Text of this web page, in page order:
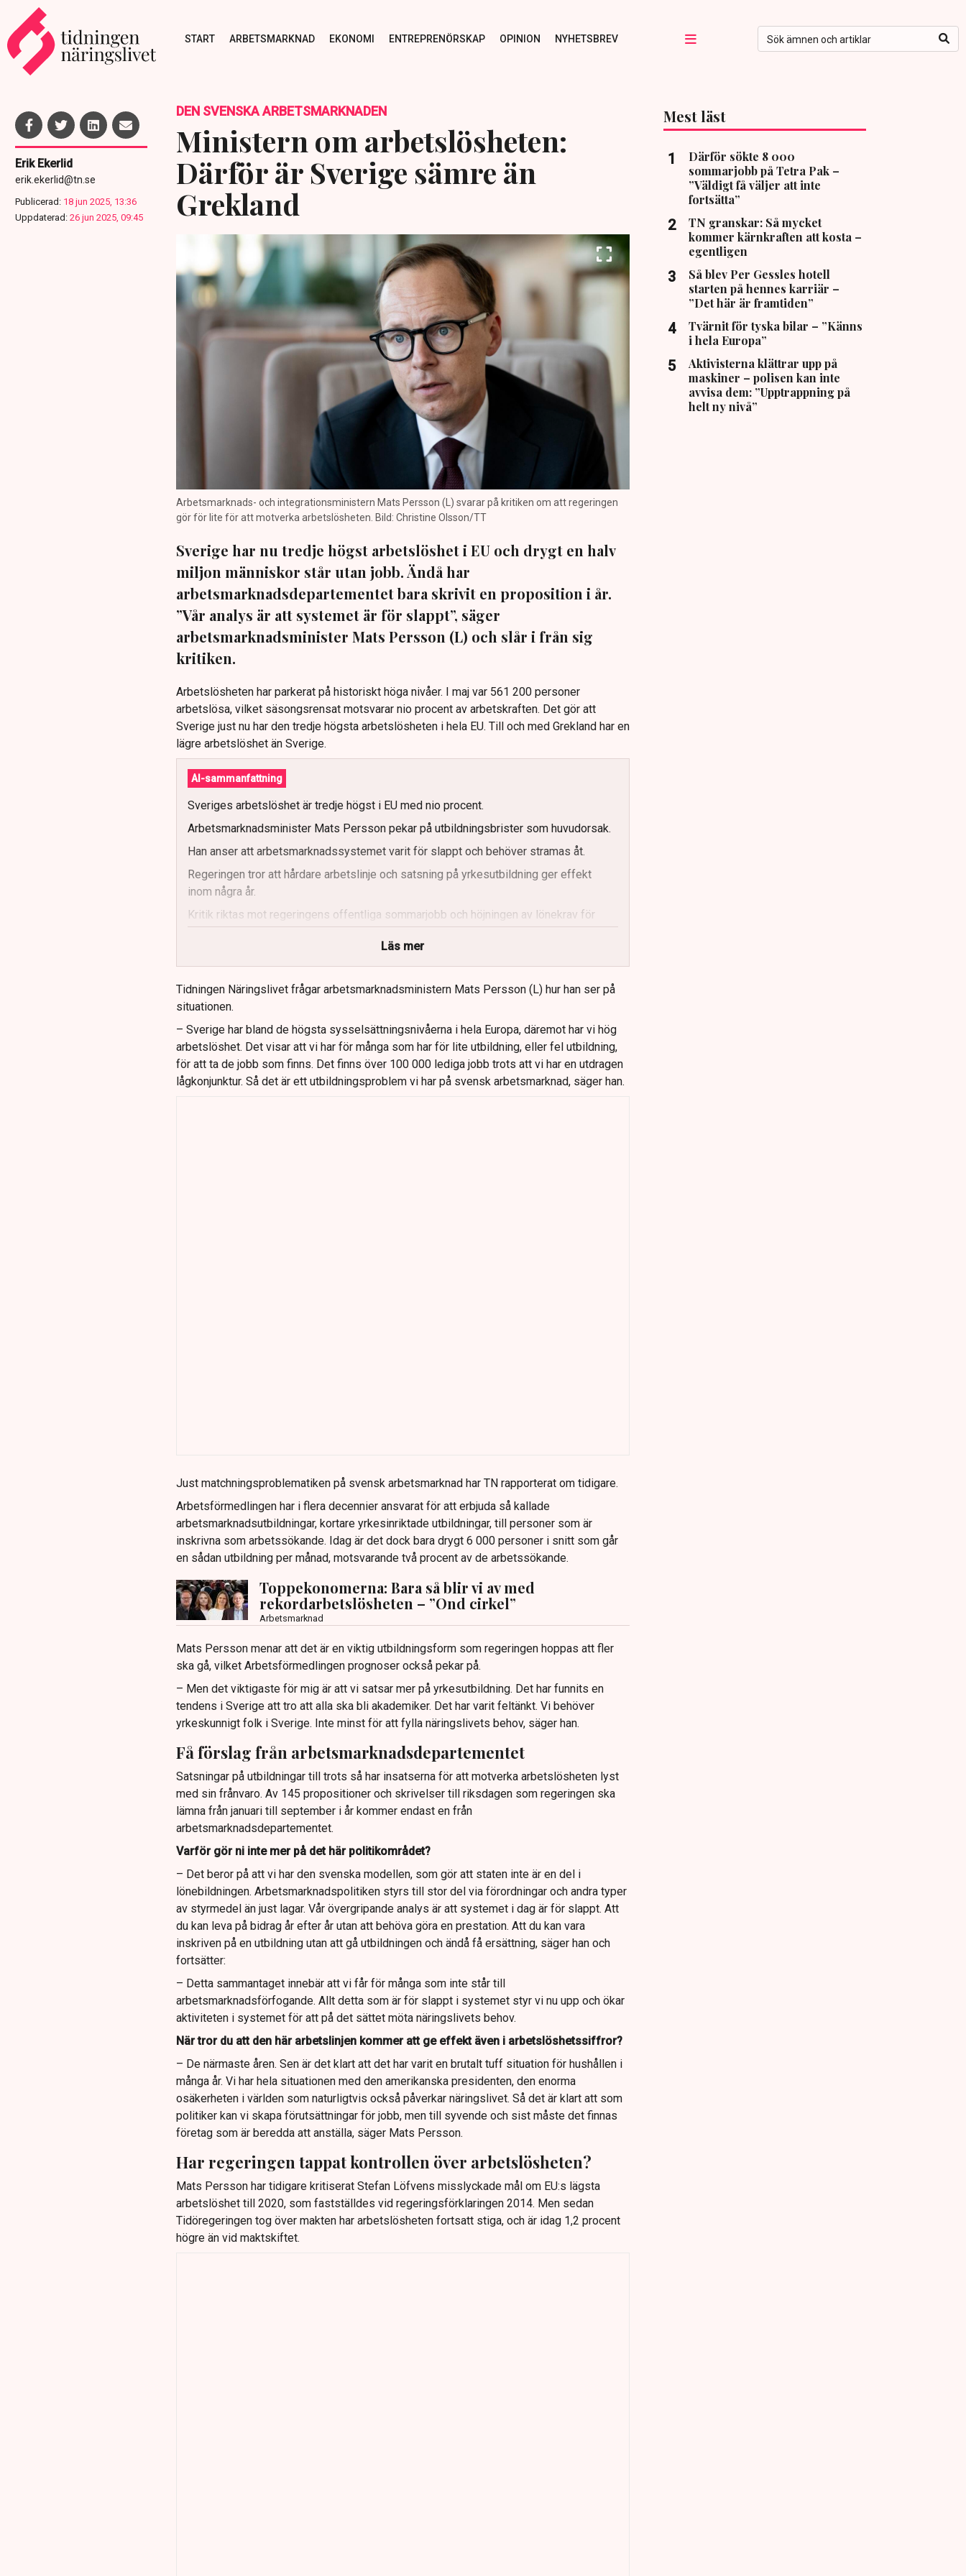
START ARBETSMARKNAD EKONOMI ENTREPRENÖRSKAP OPINION NYHETSBREV
Erik Ekerlid
erik.ekerlid@tn.se
Publicerad: 18 jun 2025, 13:36
Uppdaterad: 26 jun 2025, 09:45
DEN SVENSKA ARBETSMARKNADEN
Ministern om arbetslösheten:
Därför är Sverige sämre än
Grekland
Arbetsmarknads- och integrationsministern Mats Persson (L) svarar på kritiken om att regeringen
gör för lite för att motverka arbetslösheten. Bild: Christine Olsson/TT
Sverige har nu tredje högst arbetslöshet i EU och drygt en halv
miljon människor står utan jobb. Ändå har
arbetsmarknadsdepartementet bara skrivit en proposition i år.
”Vår analys är att systemet är för slappt”, säger
arbetsmarknadsminister Mats Persson (L) och slår i från sig
kritiken.
Arbetslösheten har parkerat på historiskt höga nivåer. I maj var 561 200 personer
arbetslösa, vilket säsongsrensat motsvarar nio procent av arbetskraften. Det gör att
Sverige just nu har den tredje högsta arbetslösheten i hela EU. Till och med Grekland har en
lägre arbetslöshet än Sverige.
AI-sammanfattning
Sveriges arbetslöshet är tredje högst i EU med nio procent.
Arbetsmarknadsminister Mats Persson pekar på utbildningsbrister som huvudorsak.
Han anser att arbetsmarknadssystemet varit för slappt och behöver stramas åt.
Regeringen tror att hårdare arbetslinje och satsning på yrkesutbildning ger effekt
inom några år.
Kritik riktas mot regeringens offentliga sommarjobb och höjningen av lönekrav för
Läs mer
Tidningen Näringslivet frågar arbetsmarknadsministern Mats Persson (L) hur han ser på
situationen.
– Sverige har bland de högsta sysselsättningsnivåerna i hela Europa, däremot har vi hög
arbetslöshet. Det visar att vi har för många som har för lite utbildning, eller fel utbildning,
för att ta de jobb som finns. Det finns över 100 000 lediga jobb trots att vi har en utdragen
lågkonjunktur. Så det är ett utbildningsproblem vi har på svensk arbetsmarknad, säger han.
Just matchningsproblematiken på svensk arbetsmarknad har TN rapporterat om tidigare.
Arbetsförmedlingen har i flera decennier ansvarat för att erbjuda så kallade
arbetsmarknadsutbildningar, kortare yrkesinriktade utbildningar, till personer som är
inskrivna som arbetssökande. Idag är det dock bara drygt 6 000 personer i snitt som går
en sådan utbildning per månad, motsvarande två procent av de arbetssökande.
Toppekonomerna: Bara så blir vi av med
rekordarbetslösheten – ”Ond cirkel”
Arbetsmarknad
Mats Persson menar att det är en viktig utbildningsform som regeringen hoppas att fler
ska gå, vilket Arbetsförmedlingen prognoser också pekar på.
– Men det viktigaste för mig är att vi satsar mer på yrkesutbildning. Det har funnits en
tendens i Sverige att tro att alla ska bli akademiker. Det har varit feltänkt. Vi behöver
yrkeskunnigt folk i Sverige. Inte minst för att fylla näringslivets behov, säger han.
Få förslag från arbetsmarknadsdepartementet
Satsningar på utbildningar till trots så har insatserna för att motverka arbetslösheten lyst
med sin frånvaro. Av 145 propositioner och skrivelser till riksdagen som regeringen ska
lämna från januari till september i år kommer endast en från
arbetsmarknadsdepartementet.
Varför gör ni inte mer på det här politikområdet?
– Det beror på att vi har den svenska modellen, som gör att staten inte är en del i
lönebildningen. Arbetsmarknadspolitiken styrs till stor del via förordningar och andra typer
av styrmedel än just lagar. Vår övergripande analys är att systemet i dag är för slappt. Att
du kan leva på bidrag år efter år utan att behöva göra en prestation. Att du kan vara
inskriven på en utbildning utan att gå utbildningen och ändå få ersättning, säger han och
fortsätter:
– Detta sammantaget innebär att vi får för många som inte står till
arbetsmarknadsförfogande. Allt detta som är för slappt i systemet styr vi nu upp och ökar
aktiviteten i systemet för att på det sättet möta näringslivets behov.
När tror du att den här arbetslinjen kommer att ge effekt även i arbetslöshetssiffror?
– De närmaste åren. Sen är det klart att det har varit en brutalt tuff situation för hushållen i
många år. Vi har hela situationen med den amerikanska presidenten, den enorma
osäkerheten i världen som naturligtvis också påverkar näringslivet. Så det är klart att som
politiker kan vi skapa förutsättningar för jobb, men till syvende och sist måste det finnas
företag som är beredda att anställa, säger Mats Persson.
Har regeringen tappat kontrollen över arbetslösheten?
Mats Persson har tidigare kritiserat Stefan Löfvens misslyckade mål om EU:s lägsta
arbetslöshet till 2020, som fastställdes vid regeringsförklaringen 2014. Men sedan
Tidöregeringen tog över makten har arbetslösheten fortsatt stiga, och är idag 1,2 procent
högre än vid maktskiftet.
Mest läst
Därför sökte 8 000
sommarjobb på Tetra Pak –
”Väldigt få väljer att inte
fortsätta”
TN granskar: Så mycket
kommer kärnkraften att kosta –
egentligen
Så blev Per Gessles hotell
starten på hennes karriär –
”Det här är framtiden”
Tvärnit för tyska bilar – ”Känns
i hela Europa”
Aktivisterna klättrar upp på
maskiner – polisen kan inte
avvisa dem: ”Upptrappning på
helt ny nivå”